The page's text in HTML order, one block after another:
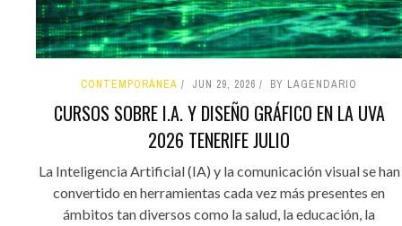
CONTEMPORÁNEA JUN 29, 2026 BY LAGENDARIO
CURSOS SOBRE I.A. Y DISEÑO GRÁFICO EN LA UVA
2026 TENERIFE JULIO
La Inteligencia Artificial (IA) y la comunicación visual se han
convertido en herramientas cada vez más presentes en
ámbitos tan diversos como la salud, la educación, la